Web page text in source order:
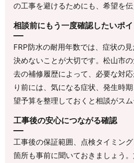
の工事を避けるためにも、希望を伝
相談前にもう一度確認したいポイ
FRP防水の耐用年数では、症状の
決めないことが大切です。松山市
去の補修履歴によって、必要な対
り前には、気になる症状、発生時
望予算を整理しておくと相談がスム
工事後の安心につながる確認
工事後の保証範囲、点検タイミン
箇所も事前に聞いておきましょう